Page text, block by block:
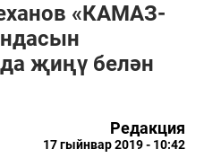
«КАМАЗ-
җиңү белән
Редакция
17 гыйнвар 2019 - 10:42